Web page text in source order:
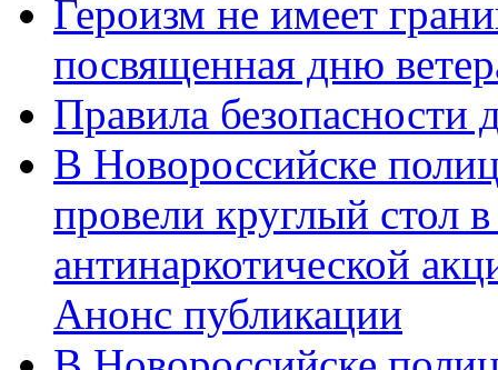
Героизм не имеет
посвященная дню
Правила безопасности
В Новороссийске
провели круглый стол
антинаркотической
Анонс публикации